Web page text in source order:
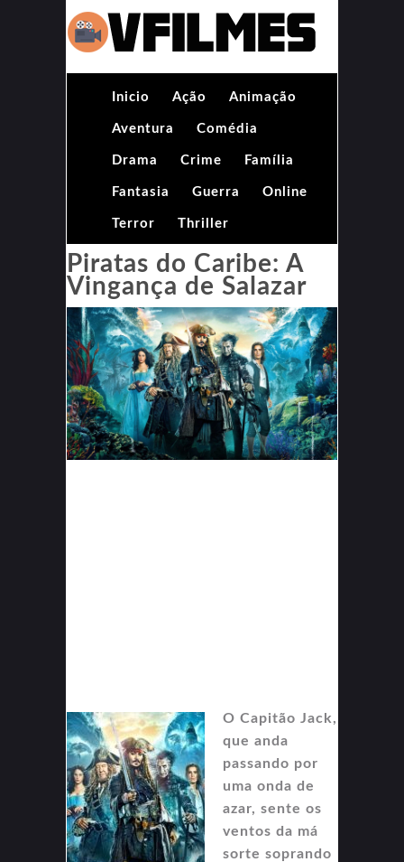
Inicio Ação Animação
Aventura Comédia
Drama Crime Família
Fantasia Guerra Online
Terror Thriller
Piratas do Caribe: A
Vingança de Salazar
O Capitão Jack,
que anda
passando por
uma onda de
azar, sente os
ventos da má
sorte soprando